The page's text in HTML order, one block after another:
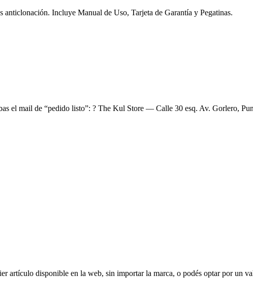
Incluye Manual de Uso, Tarjeta de Garantía y Pegatinas.
el mail de “pedido listo”: ? The Kul Store — Calle 30 esq. Av. Gorlero,
artículo disponible en la web, sin importar la marca, o podés optar por un